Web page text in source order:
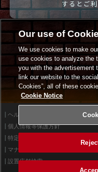
するとご
ヘルプ
個人情報等保護方針
特定商取引法に基づく表示
マナー＆ルール
設置店舗検索
Our use of
We use cookies to make
use cookies to analyze the
you with the advertisement
link our website to the
Cookies”, all of these
Cookie Notice